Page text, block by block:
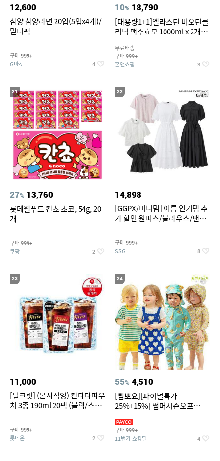
12,600
삼양 삼양라면 20입(5입x4개)/
멀티팩
구매 999+
G마켓 4
10% 18,790
[대용량1+1]엘라스틴 비오틴클
리닉 맥주효모 1000ml x 2개
무료배송
구매 999+
홈앤쇼핑 3
21
27% 13,760
롯데웰푸드 칸쵸 초코, 54g, 20
개
구매 999+
쿠팡 2
22
14,898
[GGPX/미니멈] 여름 인기템 추
가 할인 원피스/블라우스/팬츠
구매 999+
SSG 8
23
11,000
[딜크릿] (본사직영) 칸타타파우
치 3종 190ml 20팩 (블랙/스위
구매 999+
롯데온 2
24
55% 4,510
[삠뽀요][파이널특가
25%+15%] 썸머시즌오프
영복/티셔츠/
구매 999+
11번가 쇼킹딜 4